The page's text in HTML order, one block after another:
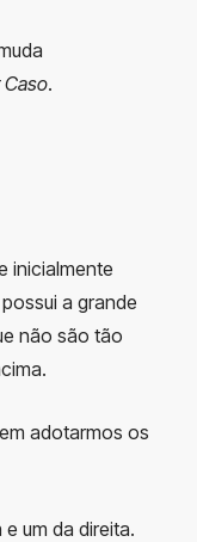
.
inicialmente
a grande
não são tão
adotarmos os
um da direita.